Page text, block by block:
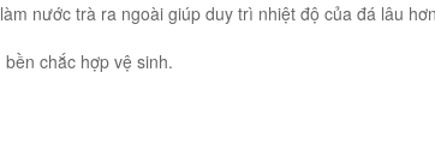
nước trà ra ngoài giúp duy trì nhiệt độ của đá lâu
chắc hợp vệ sinh.